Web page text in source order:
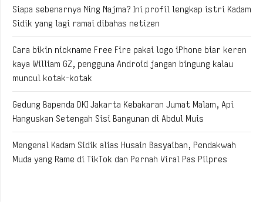
Siapa sebenarnya Ning Najma? Ini profil lengkap istri Kadam
Sidik yang lagi ramai dibahas netizen
Cara bikin nickname Free Fire pakai logo iPhone biar keren
kaya William GZ, pengguna Android jangan bingung kalau
muncul kotak-kotak
Gedung Bapenda DKI Jakarta Kebakaran Jumat Malam, Api
Hanguskan Setengah Sisi Bangunan di Abdul Muis
Mengenal Kadam Sidik alias Husain Basyaiban, Pendakwah
Muda yang Rame di TikTok dan Pernah Viral Pas Pilpres